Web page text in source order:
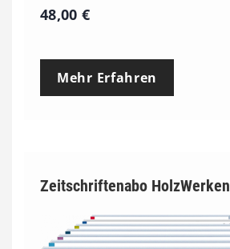
48,00€
Mehr Erfahren
Zeitschriftenabo HolzWerken